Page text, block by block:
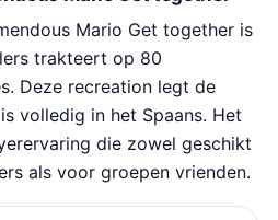
Mario Get together is
trakteert op 80
Deze recreation legt de
volledig in het Spaans. Het
die zowel geschikt
als voor groepen vrienden.